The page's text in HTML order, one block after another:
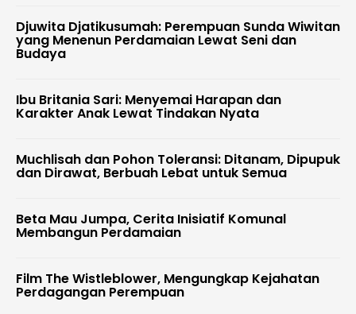
Djuwita Djatikusumah: Perempuan Sunda Wiwitan
yang Menenun Perdamaian Lewat Seni dan
Budaya
Ibu Britania Sari: Menyemai Harapan dan
Karakter Anak Lewat Tindakan Nyata
Muchlisah dan Pohon Toleransi: Ditanam, Dipupuk
dan Dirawat, Berbuah Lebat untuk Semua
Beta Mau Jumpa, Cerita Inisiatif Komunal
Membangun Perdamaian
Film The Wistleblower, Mengungkap Kejahatan
Perdagangan Perempuan